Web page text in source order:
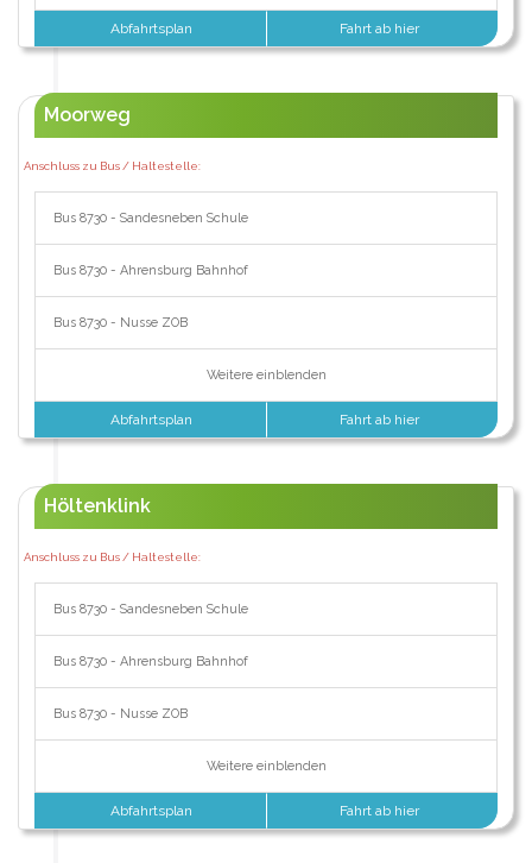
Abfahrtsplan Fahrt ab hier
Moorweg
Anschluss zu Bus / Haltestelle:
Bus 8730 - Sandesneben Schule
Bus 8730 - Ahrensburg Bahnhof
Bus 8730 - Nusse ZOB
Weitere einblenden
Abfahrtsplan Fahrt ab hier
Höltenklink
Anschluss zu Bus / Haltestelle:
Bus 8730 - Sandesneben Schule
Bus 8730 - Ahrensburg Bahnhof
Bus 8730 - Nusse ZOB
Weitere einblenden
Abfahrtsplan Fahrt ab hier